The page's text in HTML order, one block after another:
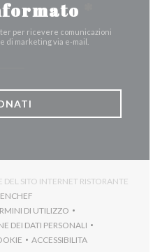
per ricevere comunicazioni
di marketing via e-mail.
SITO INTERNET RISTORANTE
((APRE UNA NUOVA FINESTRA))
NUOVA FINESTRA))
DI UTILIZZO
((APRE UNA NUOVA FINESTRA))
DEI DATI PERSONALI
((APRE UNA NUOVA FINESTRA))
NUOVA FINESTRA))
ACCESSIBILITA
((APRE UNA NUOVA